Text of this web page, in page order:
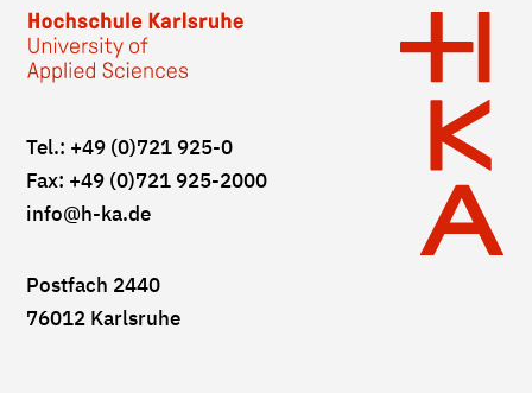
Tel.: +49 (0)721 925-0
Fax: +49 (0)721 925-2000
info@h-ka.de
Postfach 2440
76012 Karlsruhe